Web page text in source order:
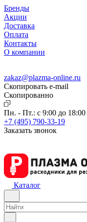
Бренды
Акции
Доставка
Оплата
Контакты
О компании
zakaz@plazma-online.ru
Скопировать e-mail
Cкопированно
Пн. - Пт.: с 9:00 до 18:00
+7 (495) 790-33-19
Заказать звонок
Каталог